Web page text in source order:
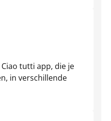
tutti app, die je
in verschillende